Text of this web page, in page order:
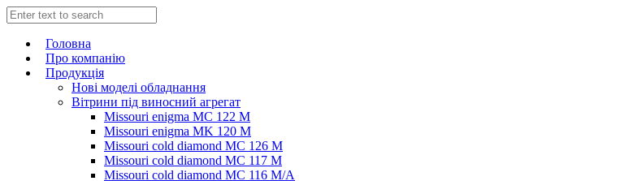
Головна
Про компанію
Продукція
Нові моделі обладнання
Вітрини під виносний агрегат
Missouri enigma MC 122 M
Missouri enigma MK 120 M
Missouri cold diamond MC 126 M
Missouri cold diamond MC 117 M
Missouri cold diamond MC 116 M/A